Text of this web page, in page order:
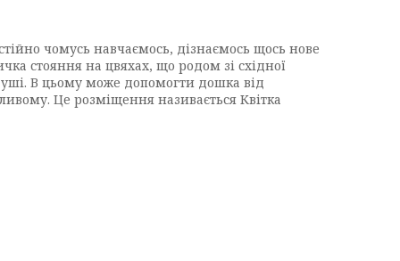
чомусь навчаємось, дізнаємось щось нове
стояння на цвяхах, що родом зі східної
В цьому може допомогти дошка від
Це розміщення називається Квітка